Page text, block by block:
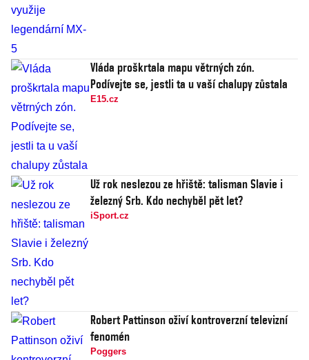
Vláda proškrtala mapu větrných zón.
Podívejte se, jestli ta u vaší chalupy zůstala
E15.cz
Už rok neslezou ze hřiště: talisman Slavie i
železný Srb. Kdo nechyběl pět let?
iSport.cz
Robert Pattinson oživí kontroverzní televizní
fenomén
Poggers